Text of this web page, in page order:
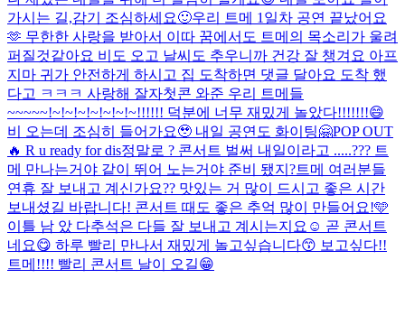
가시는 길,감기 조심하세요🙂우리 트메 1일차 공연 끝났어요
🫶 무한한 사랑을 받아서 이따 꿈에서도 트메의 목소리가 울려
퍼질것같아요 비도 오고 날씨도 추우니까 건강 잘 챙겨요 아프
지마 귀가 안전하게 하시고 집 도착하면 댓글 달아요 도착 했
다고 ㅋㅋㅋ 사랑해 잘자첫콘 와준 우리 트메들
~~~~~!~!~!~!~!~!~!~!!!!!! 덕분에 너무 재밌게 놀았다!!!!!!!😄
비 오는데 조심히 들어가요🥹 내일 공연도 화이팅🤗POP OUT
🔥 R u ready for dis정말로 ? 콘서트 벌써 내일이라고 .....??? 트
메 만나는거야 같이 뛰어 노는거야 준비 됐지?트메 여러분들
연휴 잘 보내고 계신가요?? 맛있는 거 많이 드시고 좋은 시간
보내셨길 바랍니다! 콘서트 때도 좋은 추억 많이 만들어요!🩵
이틀 남 았 다추석은 다들 잘 보내고 계시는지요☺️ 곧 콘서트
네요😋 하루 빨리 만나서 재밌게 놀고싶습니다😙 보고싶다!!
트메!!!! 빨리 콘서트 날이 오길😁